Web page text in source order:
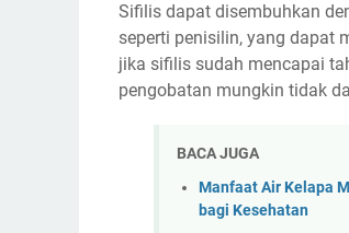
Sifilis dapat disembuhkan
seperti penisilin, yang dapat
jika sifilis sudah mencapai
pengobatan mungkin tidak
BACA JUGA
Manfaat Air Kelapa
bagi Kesehatan